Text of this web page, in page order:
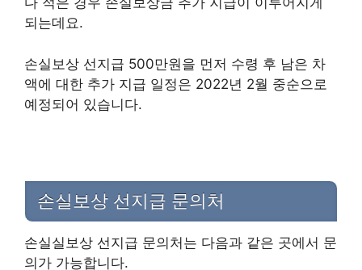
되는데요.
손실보상 선지급 500만원을 먼저 수령 후 남은 차
액에 대한 추가 지급 일정은 2022년 2월 중순으로
예정되어 있습니다.
손실보상 선지급 문의처
손실실보상 선지급 문의처는 다음과 같은 곳에서 문
의가 가능합니다.